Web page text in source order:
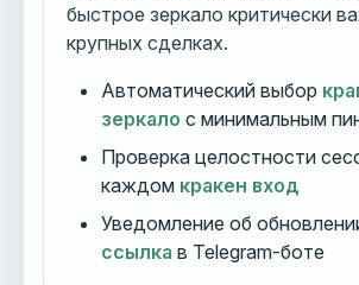
быстрое зеркало критически
крупных сделках.
Автоматический выбор
зеркало с минимальным
Проверка целостности
каждом кракен вход
Уведомление об
ссылка в Telegram-боте